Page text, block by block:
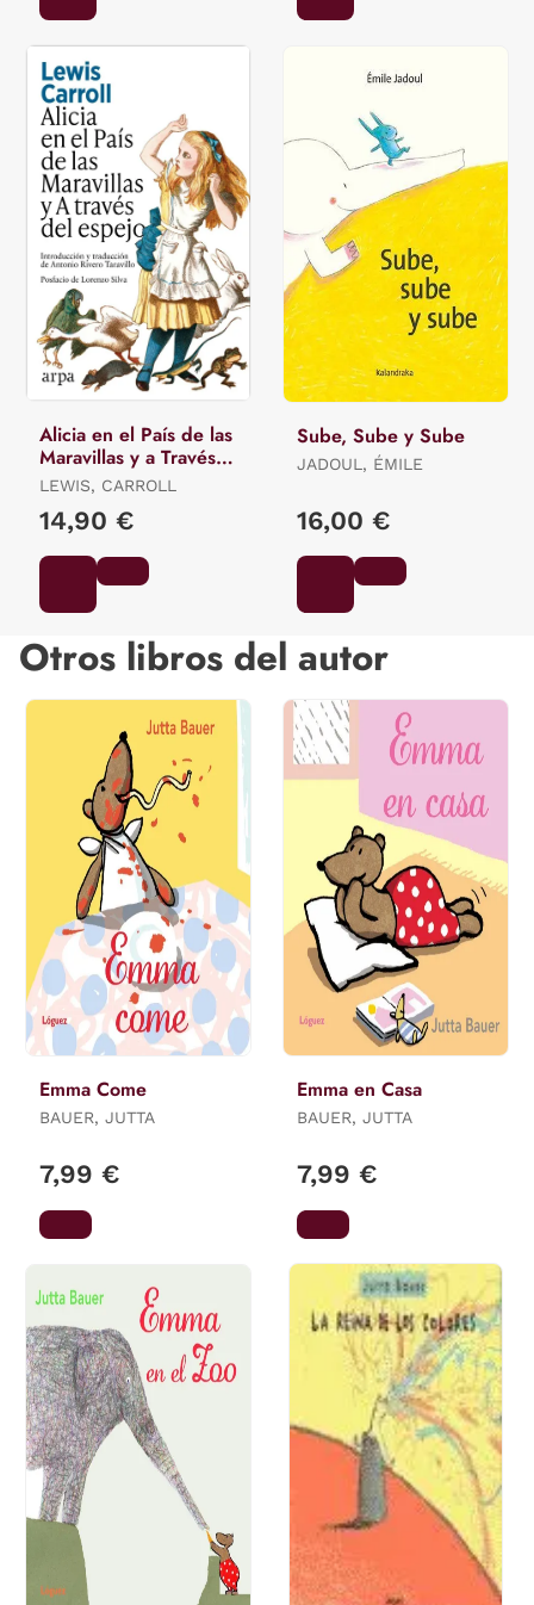
Alicia en el País de las
Maravillas y a Través
del Espejo
LEWIS, CARROLL
14,90 €
Sube, Sube y Sube
JADOUL, ÉMILE
16,00 €
Otros libros del autor
Emma Come
BAUER, JUTTA
7,99 €
Emma en Casa
BAUER, JUTTA
7,99 €